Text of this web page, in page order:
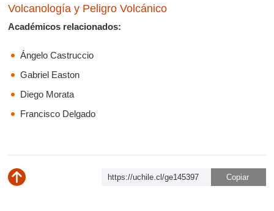
Volcanología y Peligro Volcánico
Académicos relacionados:
Ángelo Castruccio
Gabriel Easton
Diego Morata
Francisco Delgado
https://uchile.cl/ge145397